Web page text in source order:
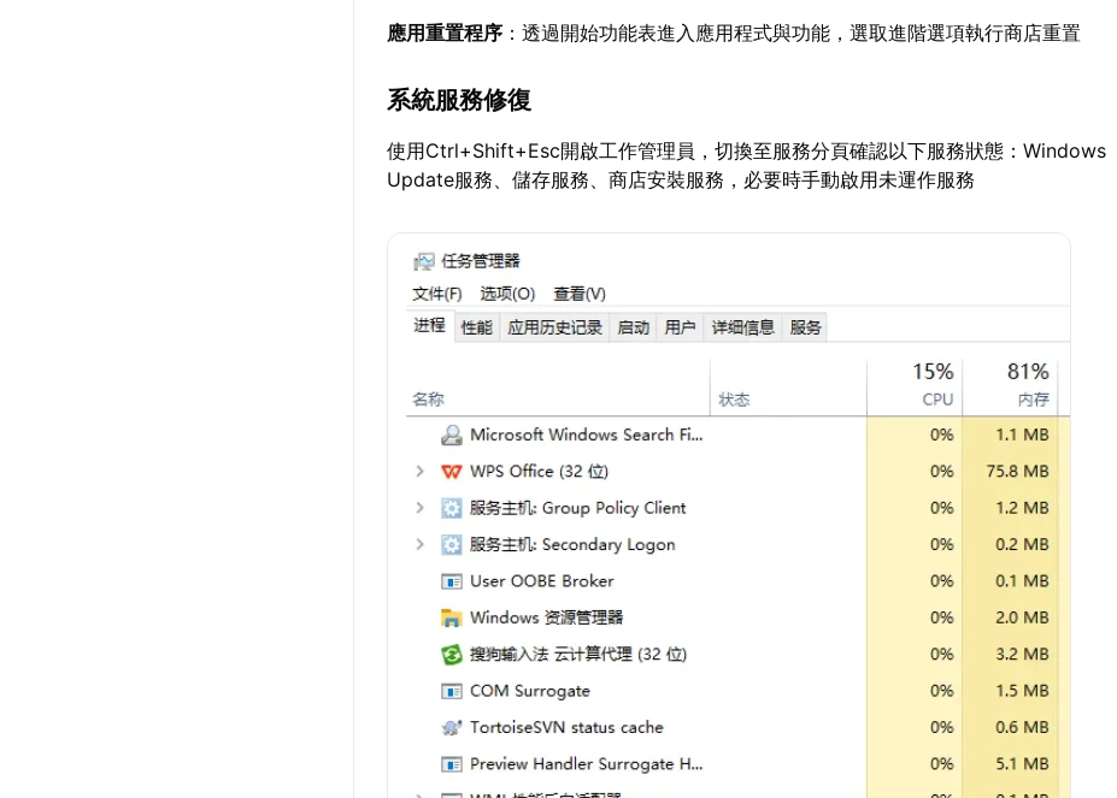
應用重置程序 ：透過開始功能表進入應用程式與功能，選取進階選項執行商店重置
系統服務修復
使用Ctrl+Shift+Esc開啟工作管理員，切換至服務分頁確認以下服務狀態：Windows
Update服務、儲存服務、商店安裝服務，必要時手動啟用未運作服務